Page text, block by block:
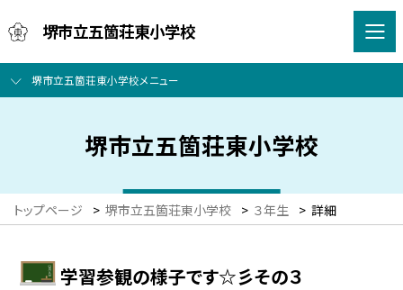
堺市立五箇荘東小学校
堺市立五箇荘東小学校メニュー
堺市立五箇荘東小学校
トップページ > 堺市立五箇荘東小学校 > ３年生 > 詳細
学習参観の様子です☆彡その３